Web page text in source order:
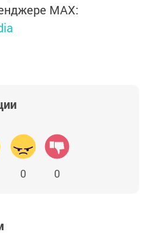
MАХ:
0 0